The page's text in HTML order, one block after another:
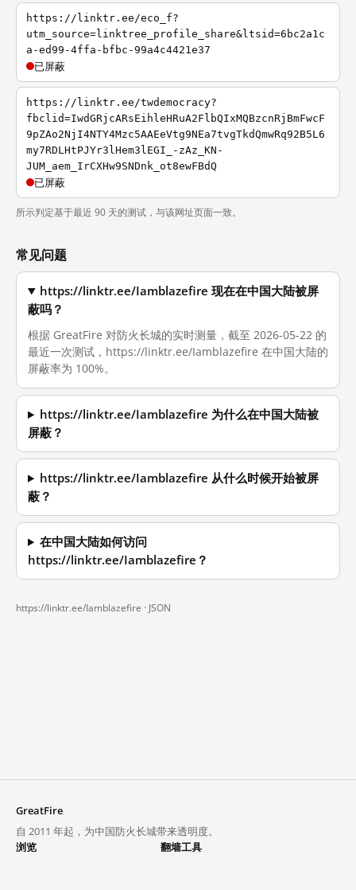
https://linktr.ee/eco_f?
utm_source=linktree_profile_share&ltsid=6bc2a1c
a-ed99-4ffa-bfbc-99a4c4421e37
已屏蔽
https://linktr.ee/twdemocracy?
fbclid=IwdGRjcARsEihleHRuA2FlbQIxMQBzcnRjBmFwcF
9pZAo2NjI4NTY4Mzc5AAEeVtg9NEa7tvgTkdQmwRq92B5L6
my7RDLHtPJYr3lHem3lEGI_-zAz_KN-
JUM_aem_IrCXHw9SNDnk_ot8ewFBdQ
已屏蔽
所示判定基于最近 90 天的测试，与该网址页面一致。
常见问题
https://linktr.ee/Iamblazefire 现在在中国大陆被屏
蔽吗？
根据 GreatFire 对防火长城的实时测量，截至 2026-05-22 的
最近一次测试，https://linktr.ee/Iamblazefire 在中国大陆的
屏蔽率为 100%。
https://linktr.ee/Iamblazefire 为什么在中国大陆被
屏蔽？
https://linktr.ee/Iamblazefire 从什么时候开始被屏
蔽？
在中国大陆如何访问
https://linktr.ee/Iamblazefire？
https://linktr.ee/Iamblazefire · JSON
GreatFire
自 2011 年起，为中国防火长城带来透明度。
浏览
翻墙工具